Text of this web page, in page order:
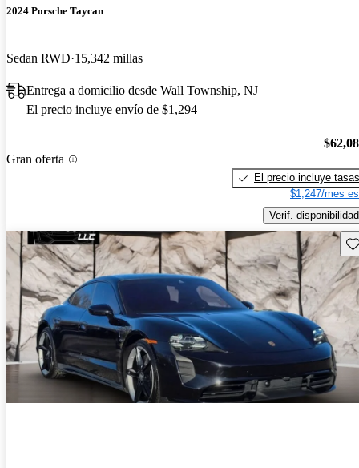
2024 Porsche Taycan
Sedan RWD 15,342 millas
Entrega a domicilio desde Wall Township, NJ
El precio incluye envío de $1,294
Gran oferta
El precio incluye tasas
$1,247/mes
Verif. disponibilidad